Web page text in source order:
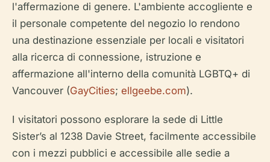
l'affermazione di genere. L'ambiente accogliente e
il personale competente del negozio lo rendono
una destinazione essenziale per locali e visitatori
alla ricerca di connessione, istruzione e
affermazione all'interno della comunità LGBTQ+ di
Vancouver (GayCities; ellgeebe.com).
I visitatori possono esplorare la sede di Little
Sister’s al 1238 Davie Street, facilmente accessibile
con i mezzi pubblici e accessibile alle sedie a